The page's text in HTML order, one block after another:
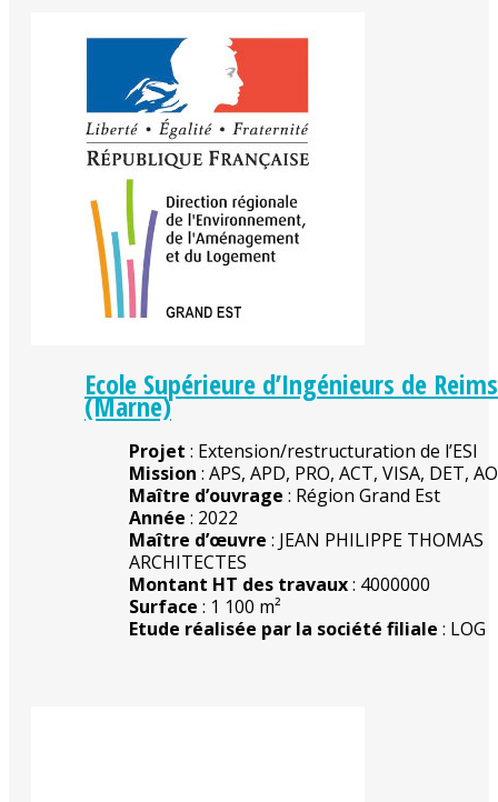
Ecole Supérieure d’Ingénieurs de
(Marne)
Projet : Extension/restructuration de l’ESI
Mission : APS, APD, PRO, ACT, VISA, DET,
Maître d’ouvrage : Région Grand Est
Année : 2022
Maître d’œuvre : JEAN PHILIPPE THOMAS
ARCHITECTES
Montant HT des travaux: 4000000
Surface : 1 100 m²
Etude réalisée par la société filiale : LOG